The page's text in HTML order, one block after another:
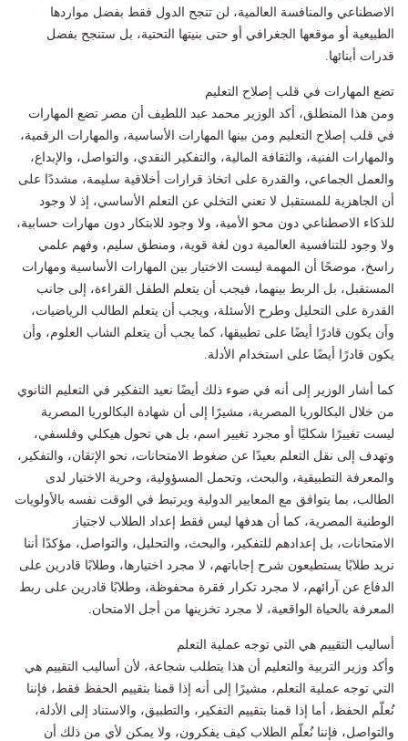
الاصطناعي والمنافسة العالمية، لن تنجح الدول فقط بفضل مواردها
الطبيعية أو موقعها الجغرافي أو حتى بنيتها التحتية، بل ستنجح بفضل
قدرات أبنائها.
تضع المهارات في قلب إصلاح التعليم
ومن هذا المنطلق، أكد الوزير محمد عبد اللطيف أن مصر تضع المهارات
في قلب إصلاح التعليم ومن بينها المهارات الأساسية، والمهارات الرقمية،
والمهارات الفنية، والثقافة المالية، والتفكير النقدي، والتواصل، والإبداع،
والعمل الجماعي، والقدرة على اتخاذ قرارات أخلاقية سليمة، مشددًا على
أن الجاهزية للمستقبل لا تعني التخلي عن التعلم الأساسي، إذ لا وجود
للذكاء الاصطناعي دون محو الأمية، ولا وجود للابتكار دون مهارات حسابية،
ولا وجود للتنافسية العالمية دون لغة قوية، ومنطق سليم، وفهم علمي
راسخ، موضحًا أن المهمة ليست الاختيار بين المهارات الأساسية ومهارات
المستقبل، بل الربط بينهما، فيجب أن يتعلم الطفل القراءة، إلى جانب
القدرة على التحليل وطرح الأسئلة، ويجب أن يتعلم الطالب الرياضيات،
وأن يكون قادرًا أيضًا على تطبيقها، كما يجب أن يتعلم الشاب العلوم، وأن
يكون قادرًا أيضًا على استخدام الأدلة.
كما أشار الوزير إلى أنه في ضوء ذلك أيضًا نعيد التفكير في التعليم الثانوي
من خلال البكالوريا المصرية، مشيرًا إلى أن شهادة البكالوريا المصرية
ليست تغييرًا شكليًا أو مجرد تغيير اسم، بل هي تحول هيكلي وفلسفي،
وتهدف إلى نقل التعلم بعيدًا عن ضغوط الامتحانات، نحو الإتقان، والتفكير،
والمعرفة التطبيقية، والبحث، وتحمل المسؤولية، وحرية الاختيار لدى
الطالب، بما يتوافق مع المعايير الدولية ويرتبط في الوقت نفسه بالأولويات
الوطنية المصرية، كما أن هدفها ليس فقط إعداد الطلاب لاجتياز
الامتحانات، بل إعدادهم للتفكير، والبحث، والتحليل، والتواصل، مؤكدًا أننا
نريد طلابًا يستطيعون شرح إجاباتهم، لا مجرد اختيارها، وطلابًا قادرين على
الدفاع عن آرائهم، لا مجرد تكرار فقرة محفوظة، وطلابًا قادرين على ربط
المعرفة بالحياة الواقعية، لا مجرد تخزينها من أجل الامتحان.
أساليب التقييم هي التي توجه عملية التعلم
وأكد وزير التربية والتعليم أن هذا يتطلب شجاعة، لأن أساليب التقييم هي
التي توجه عملية التعلم، مشيرًا إلى أنه إذا قمنا بتقييم الحفظ فقط، فإننا
نُعلّم الحفظ، أما إذا قمنا بتقييم التفكير، والتطبيق، والاستناد إلى الأدلة،
والتواصل، فإننا نُعلّم الطلاب كيف يفكرون، ولا يمكن لأي من ذلك أن